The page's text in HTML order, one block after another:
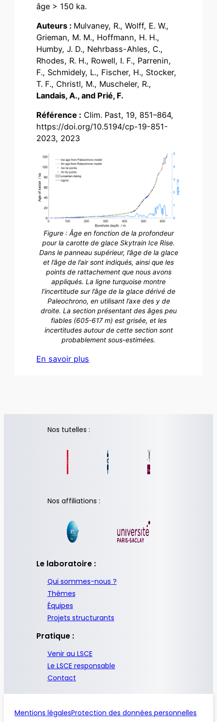
âge > 150 ka.
Auteurs : Mulvaney, R., Wolff, E. W.,
Grieman, M. M., Hoffmann, H. H.,
Humby, J. D., Nehrbass-Ahles, C.,
Rhodes, R. H., Rowell, I. F., Parrenin,
F., Schmidely, L., Fischer, H., Stocker,
T. F., Christl, M., Muscheler, R.,
Landais, A., and Prié, F.
Référence : Clim. Past, 19, 851–864,
https://doi.org/10.5194/cp-19-851-
2023, 2023
Figure : Âge en fonction de la profondeur
pour la carotte de glace Skytrain Ice Rise.
Dans le panneau supérieur, l’âge de la glace
et l’âge de l’air sont indiqués, ainsi que les
points de rattachement que nous avons
appliqués. La ligne turquoise montre
l’incertitude sur l’âge de la glace dérivé de
Paleochrono, en utilisant l’axe des y de
droite. La section présentant des âges peu
fiables (605-617 m) est grisée, et les
incertitudes autour de cette section sont
probablement sous-estimées.
En savoir plus
Nos tutelles :
Nos affiliations :
Le laboratoire :
Qui sommes-nous ?
Thèmes
Équipes
Projets structurants
Pratique :
Venir au LSCE
Le LSCE responsable
Contact
Mentions légalesProtection des données personnelles